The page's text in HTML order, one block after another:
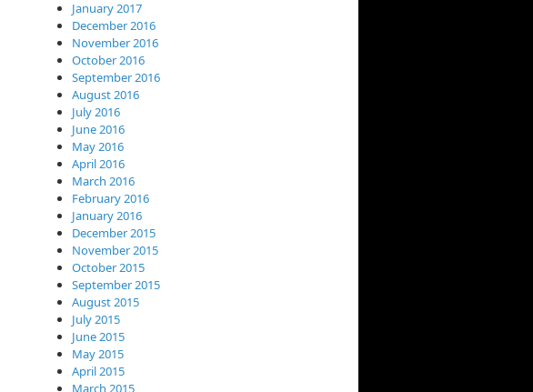
January 2017
December 2016
November 2016
October 2016
September 2016
August 2016
July 2016
June 2016
May 2016
April 2016
March 2016
February 2016
January 2016
December 2015
November 2015
October 2015
September 2015
August 2015
July 2015
June 2015
May 2015
April 2015
March 2015